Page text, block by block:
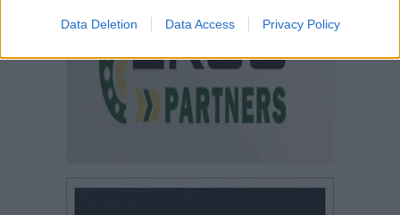
Data Deletion Data Access Privacy Policy